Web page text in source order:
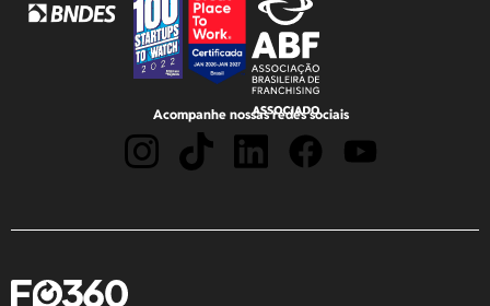
Acompanhe nossas redes sociais